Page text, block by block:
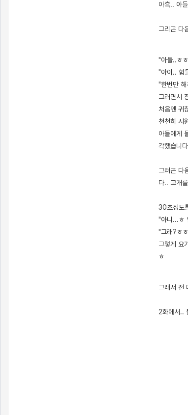
아흑.. 아
그리곤 다
"아들..ㅎ
"아이.. 힘
"한번만
그러면서
처음엔 귀
천천히 시
아들에게
각했습니
그러곤 다
다.. 고개
30초정도
"아니...ㅎ
"그래?ㅎ
그렇게 요
ㅎ
그래서 전
2화에서..